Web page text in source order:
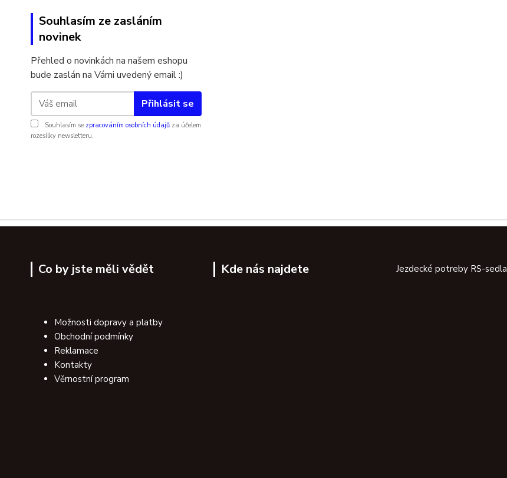
Souhlasím ze zasláním
novinek
Přehled o novinkách na našem eshopu
bude zaslán na Vámi uvedený email :)
Přihlásit se
Souhlasím se zpracováním osobních údajů za účelem
rozesílky newsletteru.
Co by jste měli vědět
Možnosti dopravy a platby
Obchodní podmínky
Reklamace
Kontakty
Věrnostní program
Kde nás najdete Jezdecké potreby RS-sedla